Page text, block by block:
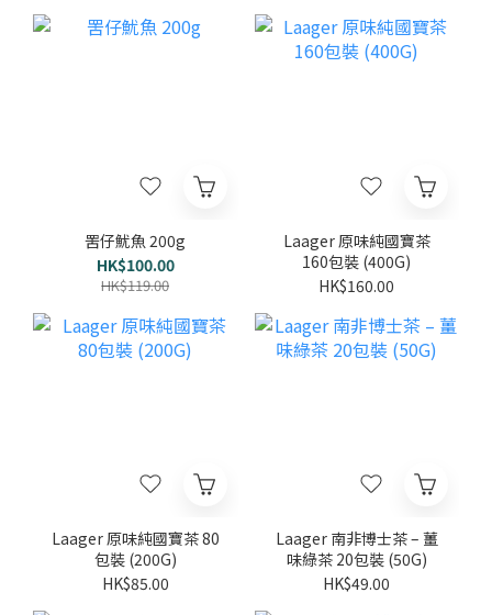
罟仔魷魚 200g
HK$100.00
HK$119.00
Laager 原味純國寶茶
160包裝 (400G)
HK$160.00
Laager 原味純國寶茶 80
包裝 (200G)
HK$85.00
Laager 南非博士茶 – 薑
味綠茶 20包裝 (50G)
HK$49.00